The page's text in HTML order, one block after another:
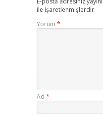
ile işaretlenmişlerdir
Yorum *
Ad *